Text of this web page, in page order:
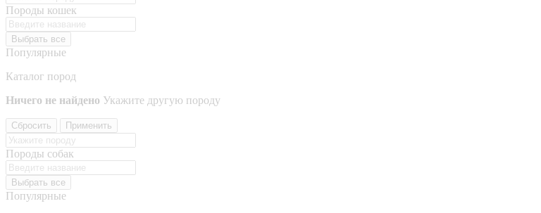
Породы кошек
Выбрать все
Популярные
Каталог пород
Ничего не найдено Укажите другую породу
Сбросить Применить
Породы собак
Выбрать все
Популярные